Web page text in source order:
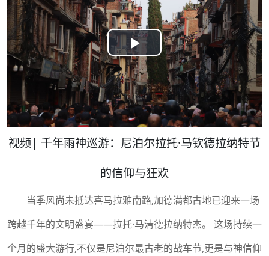
Play
Video
视频| 千年雨神巡游：尼泊尔拉托·马钦德拉纳特节
的信仰与狂欢
当季风尚未抵达喜马拉雅南路,加德满都古地已迎来一场
跨越千年的文明盛宴——拉托·马清德拉纳特杰。 这场持续一
个月的盛大游行,不仅是尼泊尔最古老的战车节,更是与神信仰